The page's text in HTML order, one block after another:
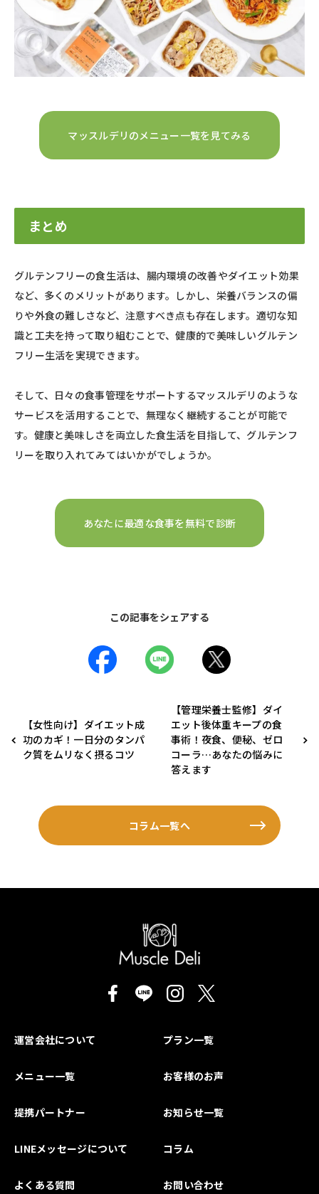
マッスルデリのメニュー一覧を見てみる
まとめ
グルテンフリーの食生活は、腸内環境の改善やダイエット効果
など、多くのメリットがあります。しかし、栄養バランスの偏
りや外食の難しさなど、注意すべき点も存在します。適切な知
識と工夫を持って取り組むことで、健康的で美味しいグルテン
フリー生活を実現できます。​
そして、日々の食事管理をサポートするマッスルデリのような
サービスを活用することで、無理なく継続することが可能で
す。健康と美味しさを両立した食生活を目指して、グルテンフ
リーを取り入れてみてはいかがでしょうか。​
あなたに最適な食事を無料で診断
この記事をシェアする
【女性向け】ダイエット成
功のカギ！一日分のタンパ
ク質をムリなく摂るコツ
【管理栄養士監修】ダイ
エット後体重キープの食
事術！夜食、便秘、ゼロ
コーラ…あなたの悩みに
答えます
コラム一覧へ
運営会社について プラン一覧
メニュー一覧 お客様のお声
提携パートナー お知らせ一覧
LINEメッセージについて コラム
よくある質問 お問い合わせ